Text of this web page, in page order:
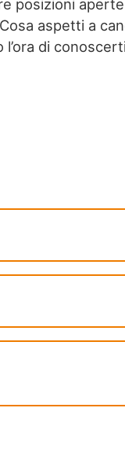
posizioni
aspetti a
l’ora di